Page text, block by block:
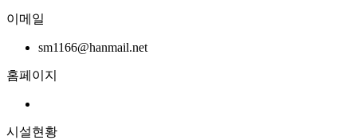
이메일
sm1166@hanmail.net
홈페이지
시설현황